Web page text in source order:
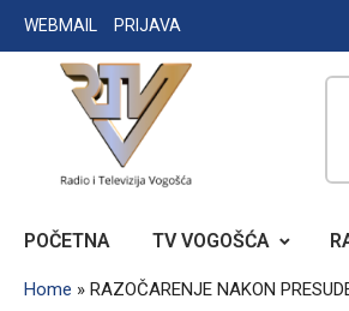
Skip
to
WEBMAIL PRIJAVA
RADIO TELEVIZIJA
POČETNA TV VOGOŠĆA
Home » RAZOČARENJE NAKON